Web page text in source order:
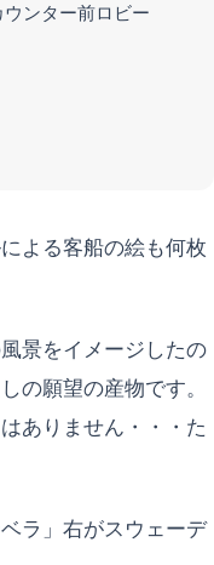
ー前ロビー
よる客船の絵も何枚
景をイメージしたの
の願望の産物です。
ありません・・・た
ラ」右がスウェーデ